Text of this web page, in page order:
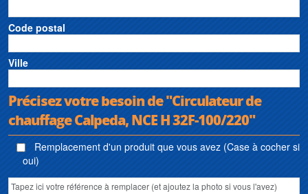
Code postal
Ville
Précisez votre besoin de "Circulateur de
chauffage Calpeda, NCE H 32F-100/220"
Remplacement d'un produit que vous avez (Case à cocher si
oui)